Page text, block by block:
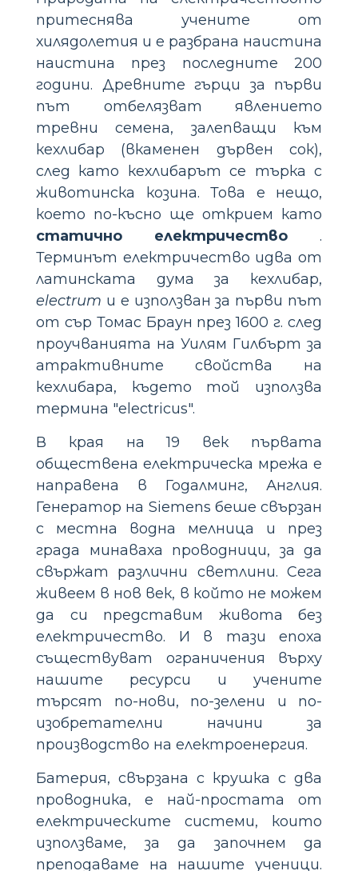
притеснява учените от
хилядолетия и е разбрана наистина
наистина през последните 200
години. Древните гърци за първи
път отбелязват явлението
тревни семена, залепващи към
кехлибар (вкаменен дървен сок),
след като кехлибарът се търка с
животинска козина. Това е нещо,
което по-късно ще открием като
статично електричество .
Терминът електричество идва от
латинската дума за кехлибар,
electrum и е използван за първи път
от сър Томас Браун през 1600 г. след
проучванията на Уилям Гилбърт за
атрактивните свойства на
кехлибара, където той използва
термина "electricus".
В края на 19 век първата
обществена електрическа мрежа е
направена в Годалминг, Англия.
Генератор на Siemens беше свързан
с местна водна мелница и през
града минаваха проводници, за да
свържат различни светлини. Сега
живеем в нов век, в който не можем
да си представим живота без
електричество. И в тази епоха
съществуват ограничения върху
нашите ресурси и учените
търсят по-нови, по-зелени и по-
изобретателни начини за
производство на електроенергия.
Батерия, свързана с крушка с два
проводника, е най-простата от
електрическите системи, които
използваме, за да започнем да
преподаваме на нашите ученици.